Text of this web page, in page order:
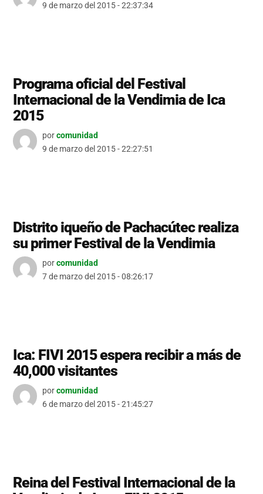
9 de marzo del 2015 - 22:37:34
Programa oficial del Festival
Internacional de la Vendimia de Ica
2015
porcomunidad
9 de marzo del 2015 - 22:27:51
Distrito iqueño de Pachacútec realiza
su primer Festival de la Vendimia
porcomunidad
7 de marzo del 2015 - 08:26:17
Ica: FIVI 2015 espera recibir a más de
40,000 visitantes
porcomunidad
6 de marzo del 2015 - 21:45:27
Reina del Festival Internacional de la